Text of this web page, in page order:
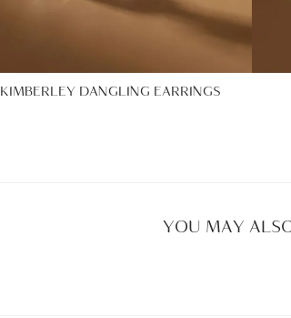
KIMBERLEY DANGLING EARRINGS
YOU MAY